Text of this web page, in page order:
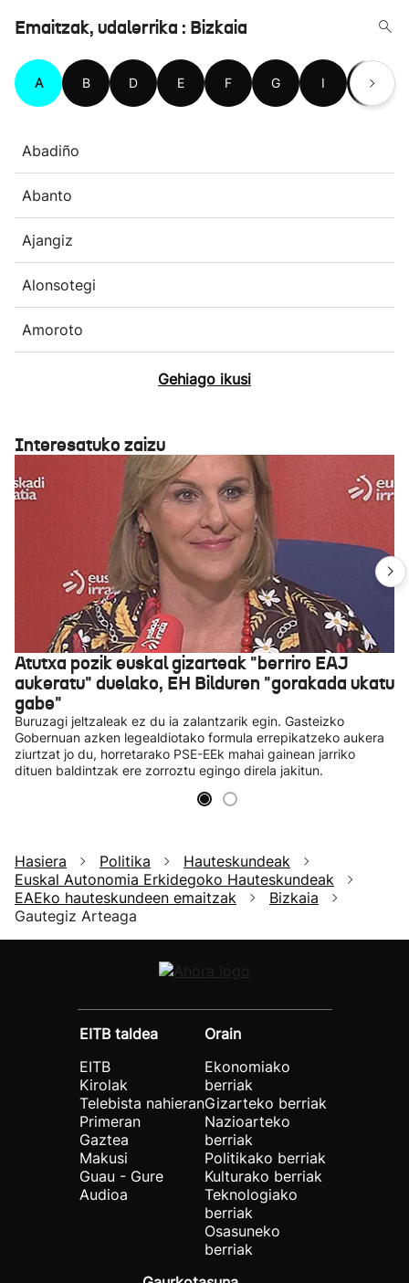
Emaitzak, udalerrika : Bizkaia
A B D E F G I J
Abadiño
Abanto
Ajangiz
Alonsotegi
Amoroto
Gehiago ikusi
Interesatuko zaizu
Atutxa pozik euskal gizarteak "berriro EAJ
aukeratu" duelako, EH Bilduren "gorakada ukatu
gabe"
Buruzagi jeltzaleak ez du ia zalantzarik egin. Gasteizko
Gobernuan azken legealdiotako formula errepikatzeko aukera
ziurtzat jo du, horretarako PSE-EEk mahai gainean jarriko
dituen baldintzak ere zorroztu egingo direla jakitun.
Hasiera Politika
Hauteskundeak
Euskal Autonomia Erkidegoko Hauteskundeak
EAEko hauteskundeen emaitzak
Bizkaia
Gautegiz Arteaga
EITB taldea
EITB
Kirolak
Telebista nahieran
Primeran
Gaztea
Makusi
Guau - Gure
Audioa
Orain
Ekonomiako
berriak
Gizarteko berriak
Nazioarteko
berriak
Politikako berriak
Kulturako berriak
Teknologiako
berriak
Osasuneko
berriak